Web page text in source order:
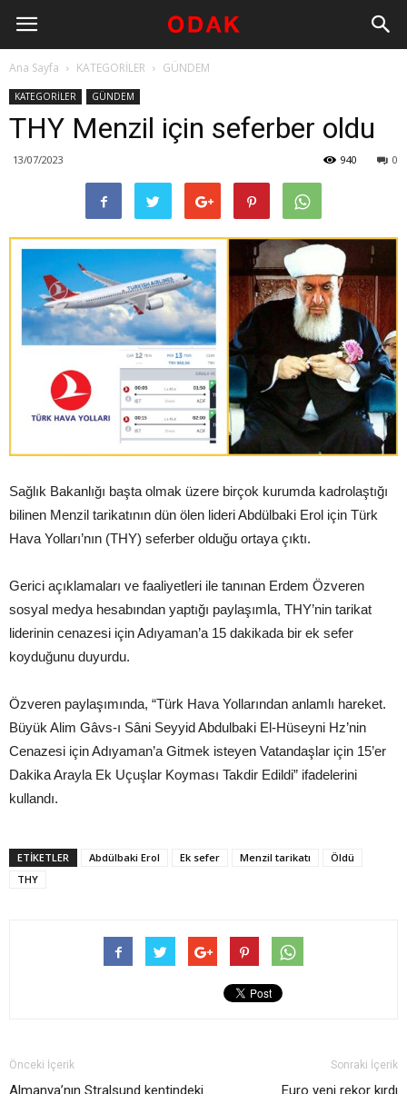
Ana Sayfa KATEGORİLER GÜNDEM
KATEGORİLER GÜNDEM
THY Menzil için seferber oldu
13/07/2023 0
940
Sağlık Bakanlığı başta olmak üzere birçok kurumda kadrolaştığı
bilinen Menzil tarikatının dün ölen lideri Abdülbaki Erol için Türk
Hava Yolları’nın (THY) seferber olduğu ortaya çıktı.
Gerici açıklamaları ve faaliyetleri ile tanınan Erdem Özveren
sosyal medya hesabından yaptığı paylaşımla, THY’nin tarikat
liderinin cenazesi için Adıyaman’a 15 dakikada bir ek sefer
koyduğunu duyurdu.
Özveren paylaşımında, “Türk Hava Yollarından anlamlı hareket.
Büyük Alim Gâvs-ı Sâni Seyyid Abdulbaki El-Hüseyni Hz’nin
Cenazesi için Adıyaman’a Gitmek isteyen Vatandaşlar için 15’er
Dakika Arayla Ek Uçuşlar Koyması Takdir Edildi” ifadelerini
kullandı.
ETIKETLER Abdülbaki Erol Ek sefer Menzil tarikatı
Öldü
THY
Önceki İçerik
Almanya’nın Stralsund kentindeki
Sonraki İçerik
Euro yeni rekor kırdı